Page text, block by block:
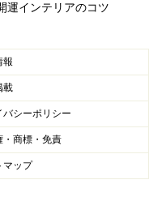
りがち。足元にあた
ャビネットなど机や
多いため、床材の保
るにあたって、一番
す。頭の冴える気持
オフを切り替えて、
運インテリアのコツ
報
載
バシーポリシー
・商標・免責
マップ